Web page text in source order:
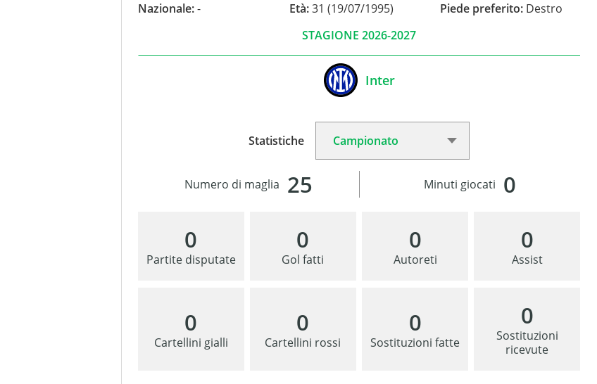
Nazionale:-
Età:31 (19/07/1995)
Piede preferito: Destro
STAGIONE 2026-2027
Inter
Statistiche
25
Numero di maglia 0
Minuti giocati
0
Partite disputate
0
Gol fatti
0
Autoreti
0
Assist
0
Cartellini gialli
0
Cartellini rossi
0
Sostituzioni fatte
0
Sostituzioni
ricevute